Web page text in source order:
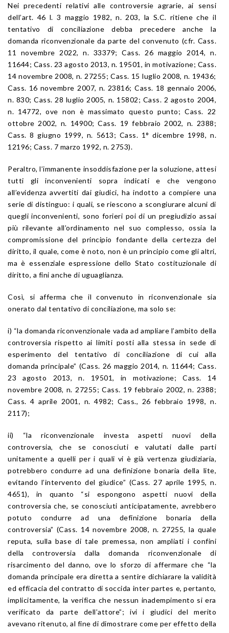
Nei precedenti relativi alle controversie agrarie, ai sensi
dell’art. 46 l. 3 maggio 1982, n. 203, la S.C. ritiene che il
tentativo di conciliazione debba precedere anche la
domanda riconvenzionale da parte del convenuto (cfr. Cass.
11 novembre 2022, n. 33379; Cass. 26 maggio 2014, n.
11644; Cass. 23 agosto 2013, n. 19501, in motivazione; Cass.
14 novembre 2008, n. 27255; Cass. 15 luglio 2008, n. 19436;
Cass. 16 novembre 2007, n. 23816; Cass. 18 gennaio 2006,
n. 830; Cass. 28 luglio 2005, n. 15802; Cass. 2 agosto 2004,
n. 14772, ove non è massimato questo punto; Cass. 22
ottobre 2002, n. 14900; Cass. 19 febbraio 2002, n. 2388;
Cass. 8 giugno 1999, n. 5613; Cass. 1° dicembre 1998, n.
12196; Cass. 7 marzo 1992, n. 2753).
Peraltro, l’immanente insoddisfazione per la soluzione, attesi
tutti gli inconvenienti sopra indicati e che vengono
all’evidenza avvertiti dai giudici, ha indotto a compiere una
serie di distinguo: i quali, se riescono a scongiurare alcuni di
quegli inconvenienti, sono forieri poi di un pregiudizio assai
più rilevante all’ordinamento nel suo complesso, ossia la
compromissione del principio fondante della certezza del
diritto, il quale, come è noto, non è un principio come gli altri,
ma è essenziale espressione dello Stato costituzionale di
diritto, a fini anche di uguaglianza.
Così, si afferma che il convenuto in riconvenzionale sia
onerato dal tentativo di conciliazione, ma solo se:
i) “la domanda riconvenzionale vada ad ampliare l’ambito della
controversia rispetto ai limiti posti alla stessa in sede di
esperimento del tentativo di conciliazione di cui alla
domanda principale” (Cass. 26 maggio 2014, n. 11644; Cass.
23 agosto 2013, n. 19501, in motivazione; Cass. 14
novembre 2008, n. 27255; Cass. 19 febbraio 2002, n. 2388;
Cass. 4 aprile 2001, n. 4982; Cass., 26 febbraio 1998, n.
2117);
ii) “la riconvenzionale investa aspetti nuovi della
controversia, che se conosciuti e valutati dalle parti
unitamente a quelli per i quali vi è già vertenza giudiziaria,
potrebbero condurre ad una definizione bonaria della lite,
evitando l’intervento del giudice” (Cass. 27 aprile 1995, n.
4651), in quanto “si espongono aspetti nuovi della
controversia che, se conosciuti anticipatamente, avrebbero
potuto condurre ad una definizione bonaria della
controversia” (Cass. 14 novembre 2008, n. 27255, la quale
reputa, sulla base di tale premessa, non ampliati i confini
della controversia dalla domanda riconvenzionale di
risarcimento del danno, ove lo sforzo di affermare che “la
domanda principale era diretta a sentire dichiarare la validità
ed efficacia del contratto di soccida inter partes e, pertanto,
implicitamente, la verifica che nessun inadempimento si era
verificato da parte dell’attore”; ivi i giudici del merito
avevano ritenuto, al fine di dimostrare come per effetto della